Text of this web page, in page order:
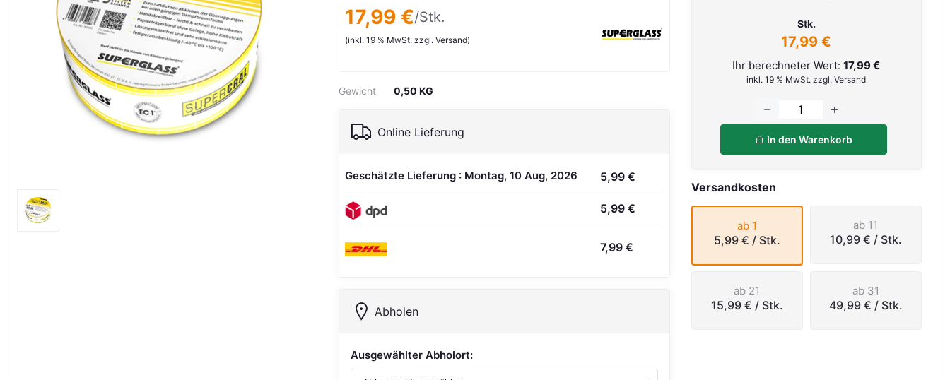
17,99 €/Stk.
(inkl. 19 % MwSt. zzgl. Versand)
Gewicht 0,50 KG
Online Lieferung
Geschätzte Lieferung : Montag, 10 Aug, 2026 5,99 €
5,99 €
7,99 €
Abholen
Ausgewählter Abholort:
Stk.
17,99 €
Ihr berechneter Wert:17,99 €
inkl. 19 % MwSt. zzgl. Versand
In den Warenkorb
Versandkosten
ab 1
5,99 € / Stk.
ab 11
10,99 € / Stk.
ab 21
15,99 € / Stk.
ab 31
49,99 € / Stk.